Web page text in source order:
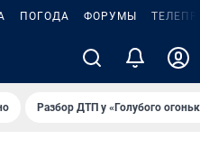
ПОГОДА ФОРУМЫ
Разбор ДТП у «Голубого